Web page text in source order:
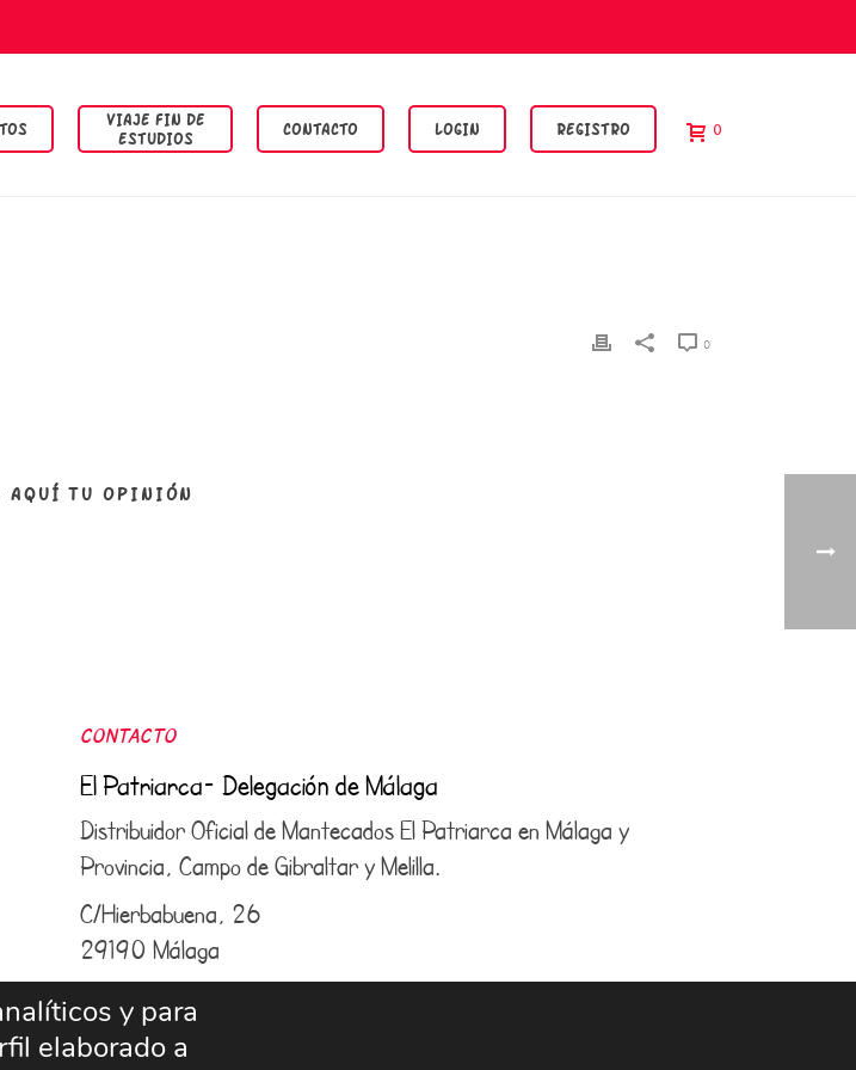
VIAJE FIN DE
ESTUDIOS
CONTACTO LOGIN REGISTRO 0
0
AQUÍ TU OPINIÓN
CONTACTO
El Patriarca- Delegación de Málaga
Distribuidor Oficial de Mantecados El Patriarca en Málaga y
Provincia, Campo de Gibraltar y Melilla.
C/Hierbabuena, 26
29190 Málaga
info@elpatriarcamalaga.com
y para
elaborado a